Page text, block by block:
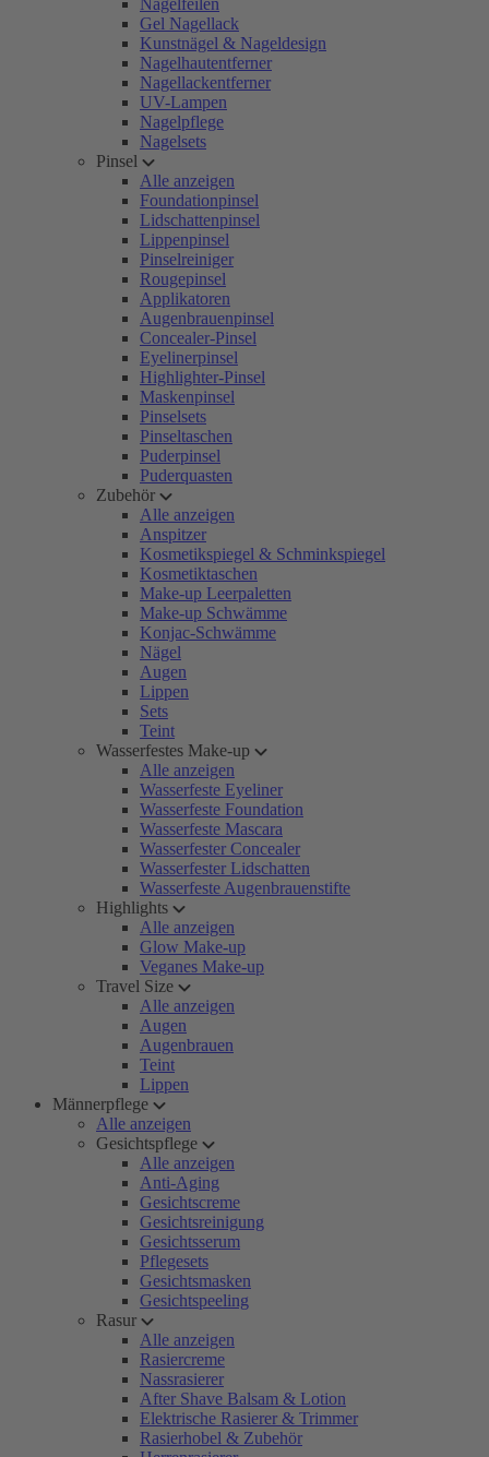
Nagelfeilen
Gel Nagellack
Kunstnägel & Nageldesign
Nagelhautentferner
Nagellackentferner
UV-Lampen
Nagelpflege
Nagelsets
Pinsel
Alle anzeigen
Foundationpinsel
Lidschattenpinsel
Lippenpinsel
Pinselreiniger
Rougepinsel
Applikatoren
Augenbrauenpinsel
Concealer-Pinsel
Eyelinerpinsel
Highlighter-Pinsel
Maskenpinsel
Pinselsets
Pinseltaschen
Puderpinsel
Puderquasten
Zubehör
Alle anzeigen
Anspitzer
Kosmetikspiegel & Schminkspiegel
Kosmetiktaschen
Make-up Leerpaletten
Make-up Schwämme
Konjac-Schwämme
Nägel
Augen
Lippen
Sets
Teint
Wasserfestes Make-up
Alle anzeigen
Wasserfeste Eyeliner
Wasserfeste Foundation
Wasserfeste Mascara
Wasserfester Concealer
Wasserfester Lidschatten
Wasserfeste Augenbrauenstifte
Highlights
Alle anzeigen
Glow Make-up
Veganes Make-up
Travel Size
Alle anzeigen
Augen
Augenbrauen
Teint
Lippen
Männerpflege
Alle anzeigen
Gesichtspflege
Alle anzeigen
Anti-Aging
Gesichtscreme
Gesichtsreinigung
Gesichtsserum
Pflegesets
Gesichtsmasken
Gesichtspeeling
Rasur
Alle anzeigen
Rasiercreme
Nassrasierer
After Shave Balsam & Lotion
Elektrische Rasierer & Trimmer
Rasierhobel & Zubehör